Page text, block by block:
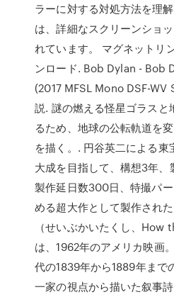
ラーに対する対処方法を理
は、詳細なスクリーンショ
れています。 マグネットリ
ンロード. Bob Dylan - Bob
(2017 MFSL Mono DSF-
説. 謎の燃える怪星ゴラスと
るため、地球の公転軌道を
を描く。. 円谷英二による
大成を目指して、構想3年、
製作延日数300日、特撮パ
める超大作として製作され
（せいぶかいたくし、How
は、1962年のアメリカ映画
代の1839年から1889年まで
一家の視点から描いた叙事詩